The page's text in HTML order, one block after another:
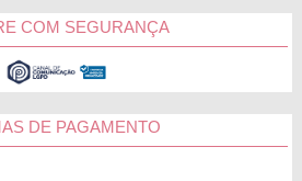
COM SEGURANÇA
DE PAGAMENTO